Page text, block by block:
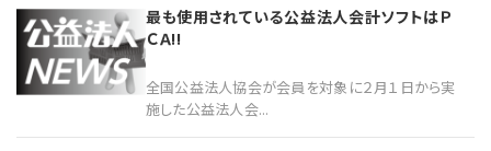
最も使用されている公益法人会計ソフトはＰ
ＣＡ!!
全国公益法人協会が会員を対象に２月１日から実
施した公益法人会...